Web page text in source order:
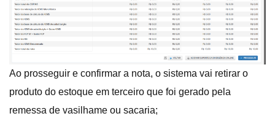
Ao prosseguir e confirmar a nota, o sistema vai retirar o
produto do estoque em terceiro que foi gerado pela
remessa de vasilhame ou sacaria;